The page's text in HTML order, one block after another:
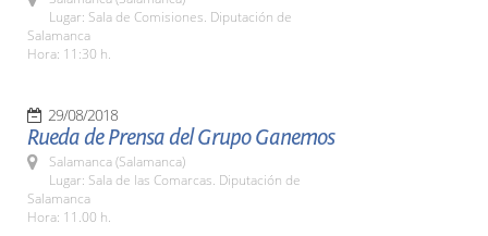
Lugar: Sala de Comisiones. Diputación de
Salamanca
Hora: 11:30 h.
29/08/2018
Rueda de Prensa del Grupo Ganemos
Salamanca (Salamanca)
Lugar: Sala de las Comarcas. Diputación de
Salamanca
Hora: 11.00 h.